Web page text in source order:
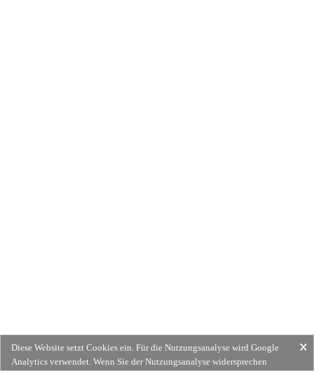
Diese Website setzt Cookies ein. Für die Nutzungsanalyse wird Google
Analytics verwendet. Wenn Sie der Nutzungsanalyse widersprechen